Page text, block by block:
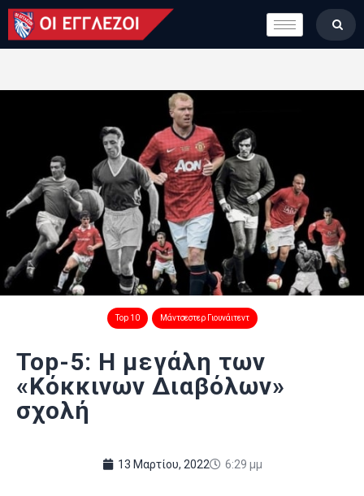
LONDON CALLING
ΚΑΤΗΓΟΡΙΕΣ
ΒΑΘΜΟΛΟΓΙΕΣ
ΟΜΑΔΕΣ
ΠΟΙΟΙ ΕΙΜΑΣΤΕ
Top 10 Μάντσεστερ Γιουνάιτεντ
Top-5: H μεγάλη των
«Κόκκινων Διαβόλων»
σχολή
13 Μαρτίου, 2022 6:29 μμ